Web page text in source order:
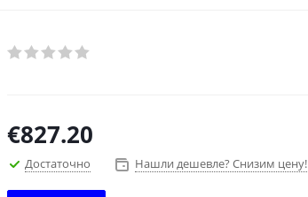
€827.20
Достаточно Нашли дешевле? Снизим цену!